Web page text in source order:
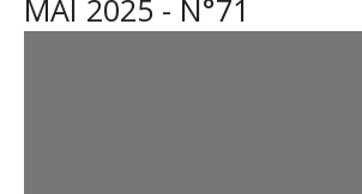
MAI 2025 - N°71